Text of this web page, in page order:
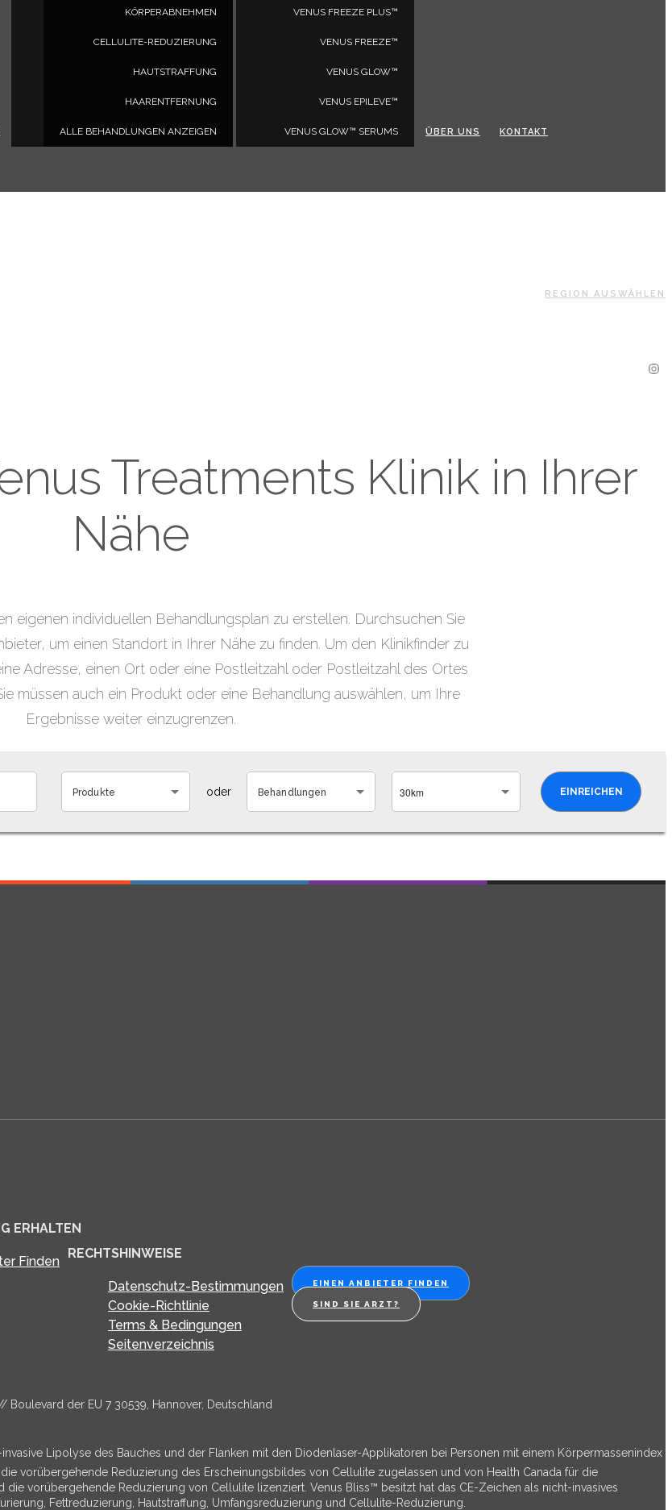
KÖRPERABNEHMEN
CELLULITE-REDUZIERUNG
HAUTSTRAFFUNG
HAARENTFERNUNG
ALLE BEHANDLUNGEN ANZEIGEN
VENUS FREEZE PLUS™
VENUS FREEZE™
VENUS GLOW™
VENUS EPILEVE™
VENUS GLOW™ SERUMS ÜBER UNS KONTAKT
REGION AUSWÄHLEN
Treatments Klinik in Ihrer
Nähe
eigenen individuellen Behandlungsplan zu erstellen. Durchsuchen Sie
um einen Standort in Ihrer Nähe zu finden. Um den Klinikfinder zu
Adresse, einen Ort oder eine Postleitzahl oder Postleitzahl des Ortes
müssen auch ein Produkt oder eine Behandlung auswählen, um Ihre
Ergebnisse weiter einzugrenzen.
Produkte oder Behandlungen 30km EINREICHEN
ERHALTEN
Finden
RECHTSHINWEISE
Datenschutz-Bestimmungen
Cookie-Richtlinie
Terms & Bedingungen
Seitenverzeichnis
EINEN ANBIETER FINDEN
SIND SIE ARZT?
Boulevard der EU 7 30539, Hannover, Deutschland
Lipolyse des Bauches und der Flanken mit den Diodenlaser-Applikatoren bei Personen mit einem Körpermassenindex
vorübergehende Reduzierung des Erscheinungsbildes von Cellulite zugelassen und von Health Canada für die
vorübergehende Reduzierung von Cellulite lizenziert. Venus Bliss™ besitzt hat das CE-Zeichen als nicht-invasives
Fettreduzierung, Hautstraffung, Umfangsreduzierung und Cellulite-Reduzierung.